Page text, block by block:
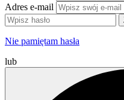
Adres e-mail
Nie pamiętam hasła
lub